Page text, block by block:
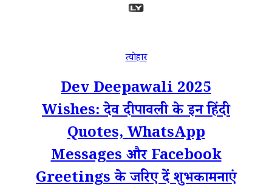
त्योहार
Dev Deepawali 2025
Wishes: देव दीपावली के इन हिंदी
Quotes, WhatsApp
Messages और Facebook
Greetings के जरिए दें शुभकामनाएं